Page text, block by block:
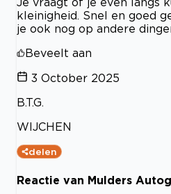
kleinigheid. Snel en goed
je ook nog op andere
Beveelt aan
3 October 2025
B.T.G.
WIJCHEN
delen
Reactie van Mulders